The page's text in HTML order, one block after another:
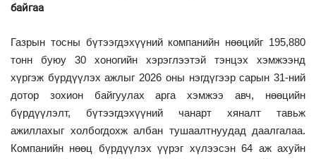
байгаа
Газрын тосны бүтээгдэхүүний компанийн нөөцийг 195,880
тонн буюу 30 хоногийн хэрэглээтэй тэнцэх хэмжээнд
хүргэж бүрдүүлэх ажлыг 2026 оны нэгдүгээр сарын 31-ний
дотор зохион байгуулах арга хэмжээ авч, нөөцийн
бүрдүүлэлт, бүтээгдэхүүний чанарт хяналт тавьж
ажиллахыг холбогдохж албан тушаалтнуудад даалгалаа.
Компанийн нөөц бүрдүүлэх үүрэг хүлээсэн 64 аж ахуйн